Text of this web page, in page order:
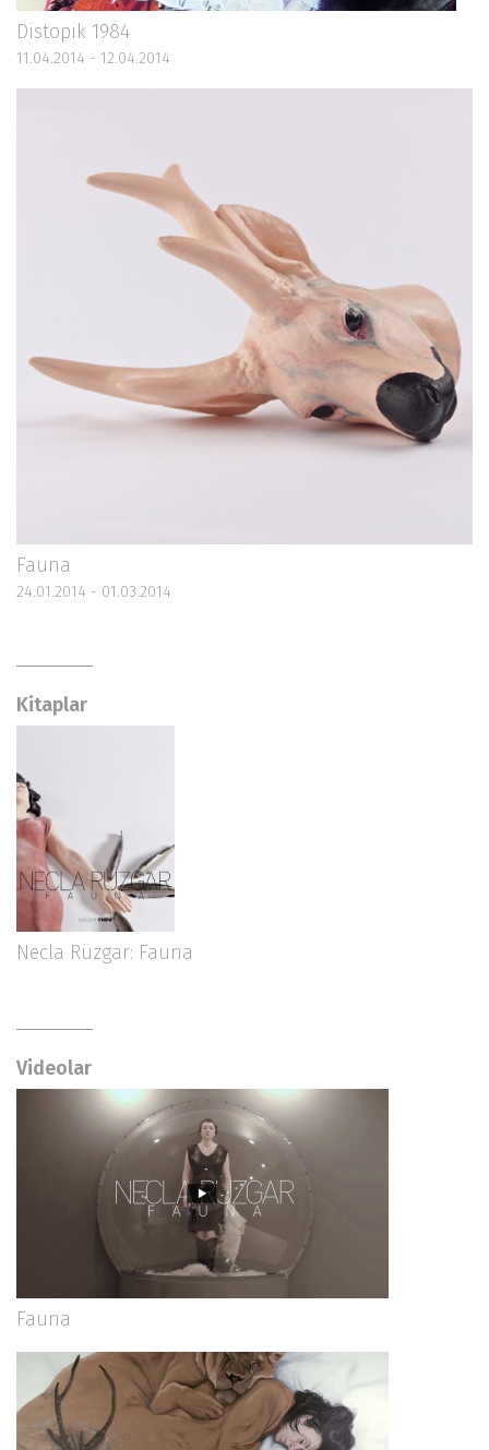
Distopik 1984
11.04.2014 - 12.04.2014
Fauna
24.01.2014 - 01.03.2014
Kitaplar
Necla Rüzgar: Fauna
Videolar
Fauna